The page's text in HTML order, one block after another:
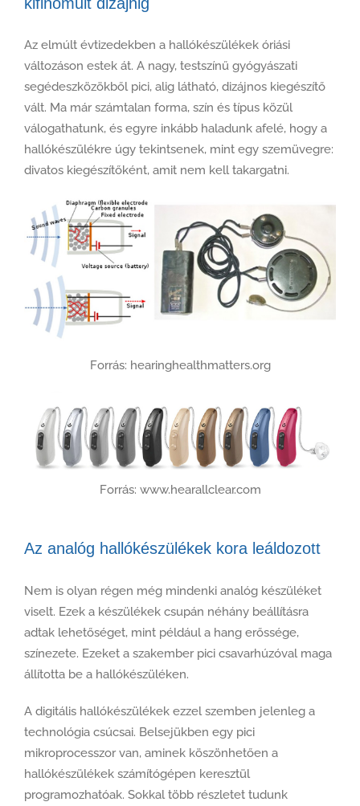
Az elmúlt évtizedekben a hallókészülékek óriási
változáson estek át. A nagy, testszínű gyógyászati
segédeszközökből pici, alig látható, dizájnos kiegészítő
vált. Ma már számtalan forma, szín és típus közül
válogathatunk, és egyre inkább haladunk afelé, hogy a
hallókészülékre úgy tekintsenek, mint egy szemüvegre:
divatos kiegészítőként, amit nem kell takargatni.
Forrás: hearinghealthmatters.org
Forrás: www.hearallclear.com
Az analóg hallókészülékek kora leáldozott
Nem is olyan régen még mindenki analóg készüléket
viselt. Ezek a készülékek csupán néhány beállításra
adtak lehetőséget, mint például a hang erőssége,
színezete. Ezeket a szakember pici csavarhúzóval maga
állította be a hallókészüléken.
A digitális hallókészülékek ezzel szemben jelenleg a
technológia csúcsai. Belsejükben egy pici
mikroprocesszor van, aminek köszönhetően a
hallókészülékek számítógépen keresztül
programozhatóak. Sokkal több részletet tudunk